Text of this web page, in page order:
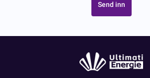
Send inn